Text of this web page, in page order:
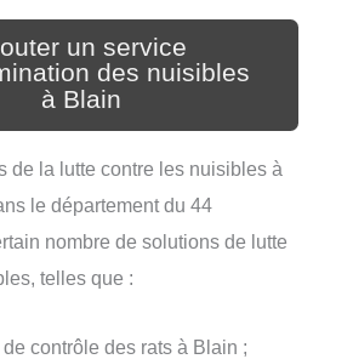
un service
des nuisibles
à Blain
de la lutte contre les nuisibles à
le département du 44
nombre de solutions de lutte
telles que :
contrôle des rats à Blain ;